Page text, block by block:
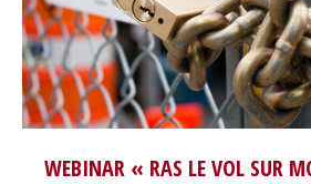
WEBINAR « RAS LE VOL SUR